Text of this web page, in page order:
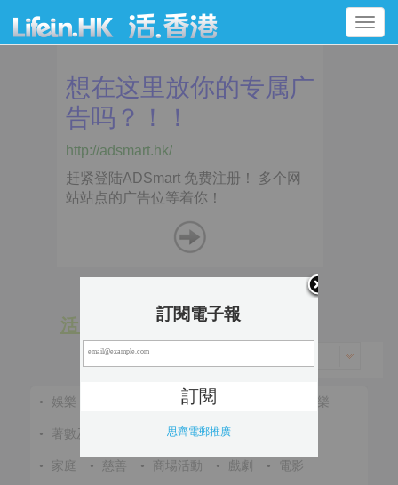
Toggle
navigation
活 動
• 娛樂 • 節慶 音樂
• 著數及優惠 • 體育 •
• 家庭 • 慈善 • 商場活動 • 戲劇 • 電影
訂閱電子報
思齊電郵推廣